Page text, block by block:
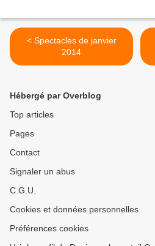
< Spectacles de janvier
2014
Hébergé par Overblog
Top articles
Pages
Contact
Signaler un abus
C.G.U.
Cookies et données personnelles
Préférences cookies